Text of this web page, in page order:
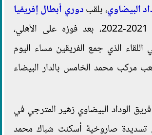
البيضاوي، بلقبدوري أبطال إفريقيا
للموسم الحالي 2021-2022، بعد فوزه على الأهلي،
2-0، في اللقاء الذي جمع الفريقين مساء اليوم
مركب محمد الخامس بالدار البيضاء
الوداد البيضاوي زهير المترجي في
14 من تسديدة صاروخية أسكنت شباك محمد